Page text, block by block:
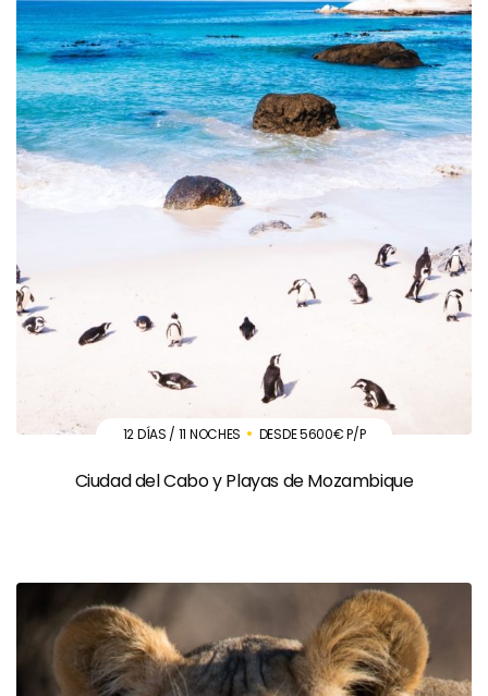
12 DÍAS / 11 NOCHES DESDE 5600€ P/P
Ciudad del Cabo y Playas de Mozambique